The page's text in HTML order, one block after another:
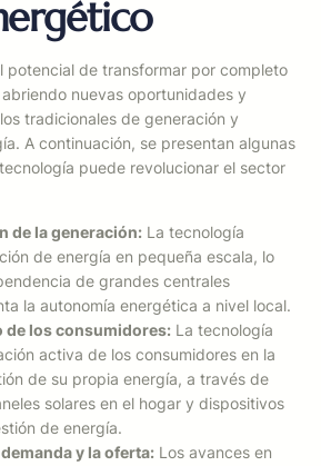
potencial de transformar por completo
nuevas oportunidades y
tradicionales de generación y
A continuación, se presentan algunas
puede revolucionar el sector
de la generación: La tecnología
de energía en pequeña escala, lo
de grandes centrales
la autonomía energética a nivel local.
de los consumidores: La tecnología
activa de los consumidores en la
de su propia energía, a través de
solares en el hogar y dispositivos
de energía.
y la oferta: Los avances en